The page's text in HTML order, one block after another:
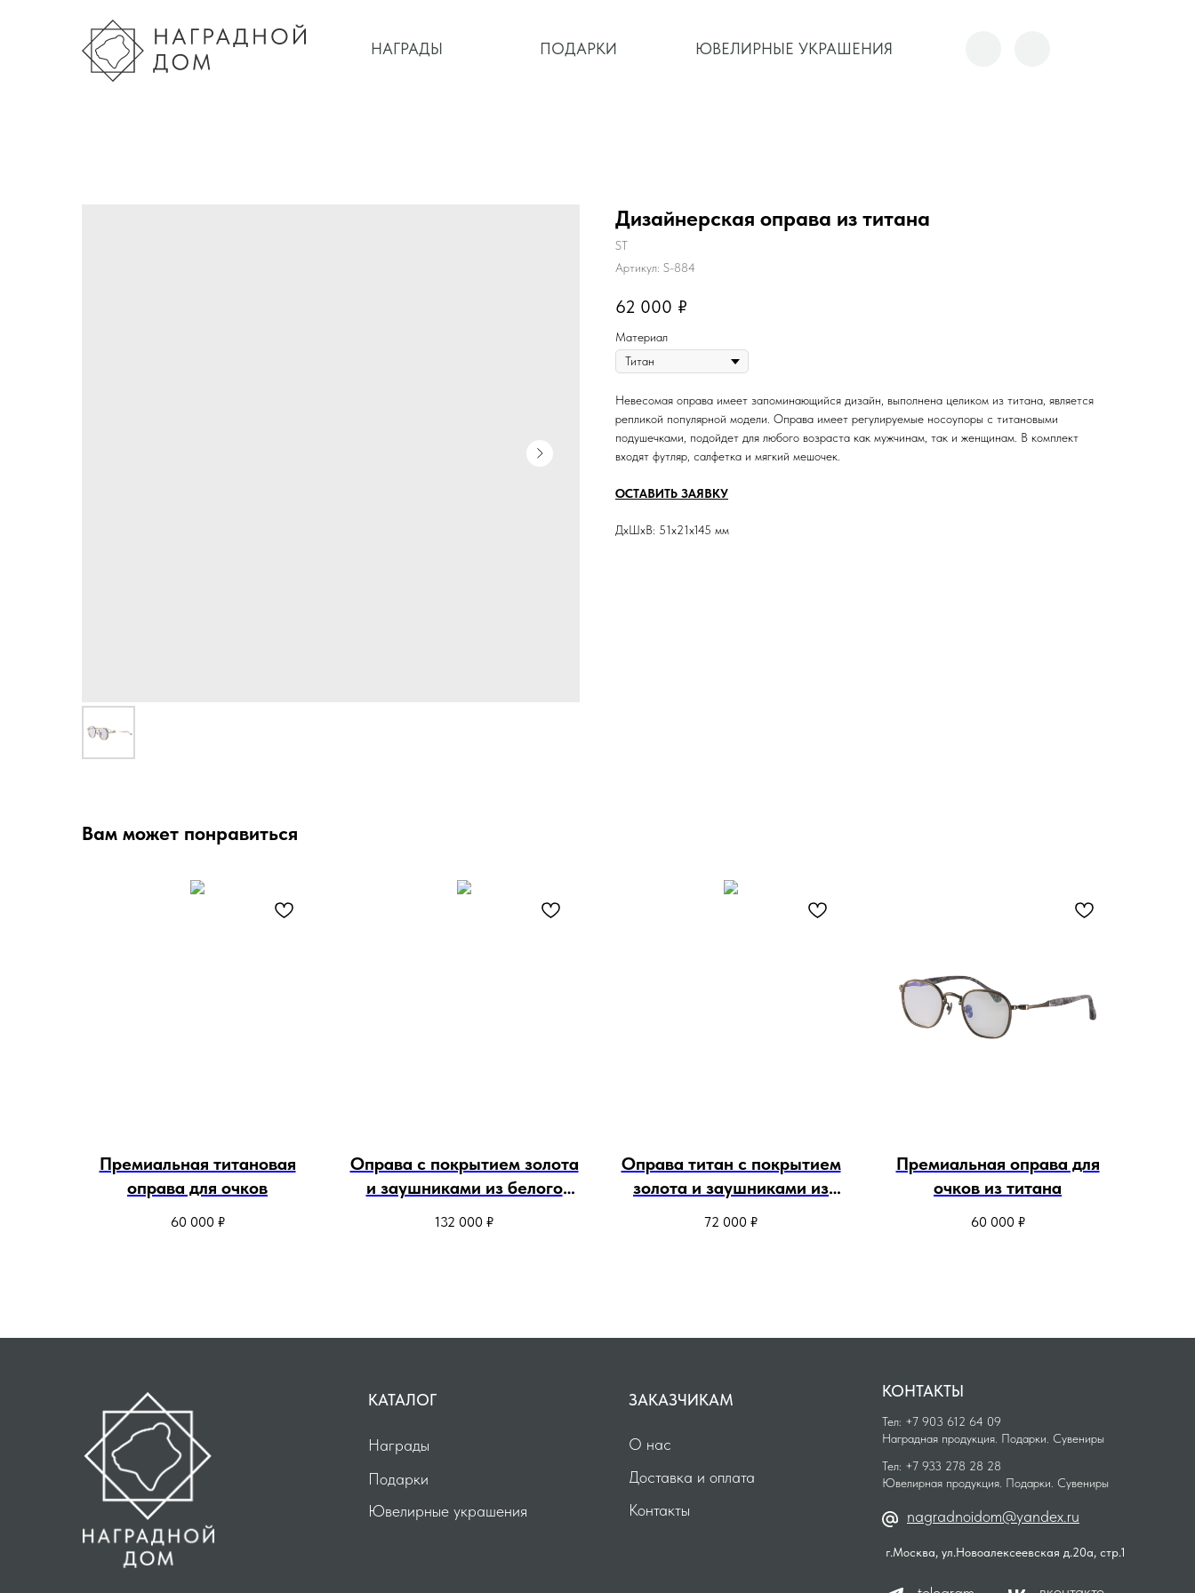
ПОДАРКИ
НАГРАДЫ ЮВЕЛИРНЫЕ УКРАШЕНИЯ
ПОДАРКИ
НАГРАДЫ ЮВЕЛИРНЫЕ УКРАШЕНИЯ
Дизайнерская оправа из титана
ST
Артикул: S-884
62 000 ₽
Материал
Невесомая оправа имеет запоминающийся дизайн, выполнена целиком из титана, является
репликой популярной модели. Оправа имеет регулируемые носоупоры с титановыми
подушечками, подойдет для любого возраста как мужчинам, так и женщинам. В комплект
входят футляр, салфетка и мягкий мешочек.
ОСТАВИТЬ ЗАЯВКУ
ДxШxВ: 51x21x145 мм
Вам может понравиться
Премиальная титановая
оправа для очков
60 000 ₽
Оправа с покрытием золота
и заушниками из белого
рога
132 000 ₽
Оправа титан с покрытием
золота и заушниками из
сандалового дерева
72 000 ₽
Премиальная оправа для
очков из титана
60 000 ₽
КАТАЛОГ ЗАКАЗЧИКАМ
nagradnoidom@yandex.ru
КОНТАКТЫ
Тел: +7 903 612 64 09
Наградная продукция. Подарки. Сувениры
Тел: +7 933 278 28 28
Ювелирная продукция. Подарки. Сувениры
Ювелирные украшения
О нас
Доставка и оплата
Подарки
Награды
Контакты
г.Москва, ул.Новоалексеевская д.20а, стр.1